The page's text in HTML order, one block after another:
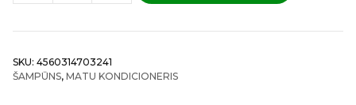
-
Ceļojuma
SKU: 4560314703241
ŠAMPŪNS, MATU KONDICIONERIS